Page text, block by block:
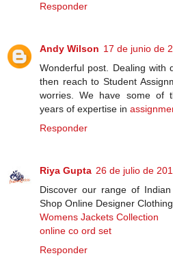
Responder
Andy Wilson 17 de junio de
Wonderful post. Dealing with
then reach to Student
worries. We have some of
years of expertise in
Responder
Riya Gupta 26 de julio de
Discover our range of
Shop Online Designer
Womens Jackets Collection
online co ord set
Responder